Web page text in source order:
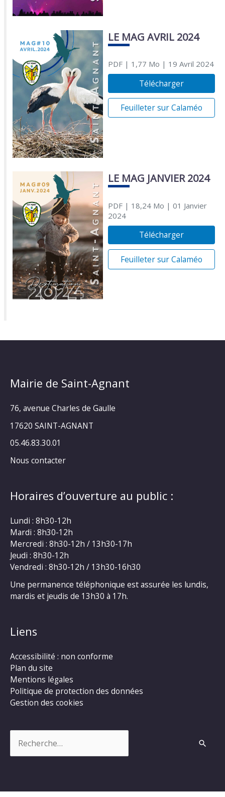
LE MAG AVRIL 2024
PDF| 1,77 Mo | 19 Avril 2024
Télécharger
Feuilleter sur Calaméo
LE MAG JANVIER 2024
PDF| 18,24 Mo | 01 Janvier
2024
Télécharger
Feuilleter sur Calaméo
Mairie de Saint-Agnant
76, avenue Charles de Gaulle
17620 SAINT-AGNANT
05.46.83.30.01
Nous contacter
Horaires d’ouverture au public :
Lundi : 8h30-12h
Mardi : 8h30-12h
Mercredi : 8h30-12h / 13h30-17h
Jeudi : 8h30-12h
Vendredi : 8h30-12h / 13h30-16h30
Une permanence téléphonique est assurée les lundis,
mardis et jeudis de 13h30 à 17h.
Liens
Accessibilité : non conforme
Plan du site
Mentions légales
Politique de protection des données
Gestion des cookies